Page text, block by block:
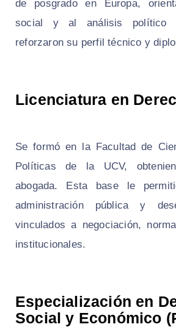
de posgrado en Europa,
social y al análisis político
reforzaron su perfil técnico y
Licenciatura en
Se formó en la Facultad de
Políticas de la UCV,
abogada. Esta base le
administración pública y
vinculados a negociación,
institucionales.
Especialización en
Social y Económico